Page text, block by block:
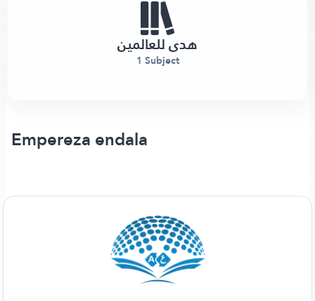
هدى للعالمين
1 Subject
Empereza endala